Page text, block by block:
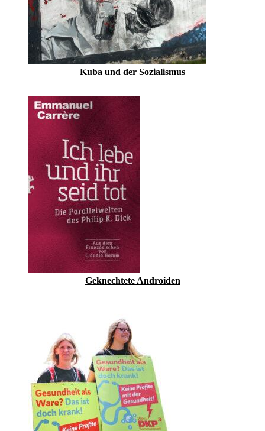
Kuba und der Sozialismus
Geknechtete Androiden